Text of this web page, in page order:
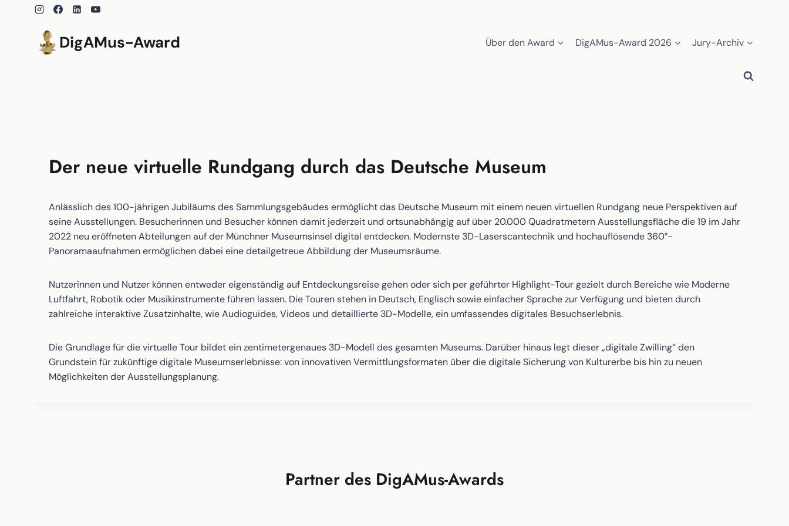
DigAMus-Award Über den Award DigAMus-Award 2026 Jury-Archiv
Der neue virtuelle Rundgang durch das Deutsche Museum
Anlässlich des 100-jährigen Jubiläums des Sammlungsgebäudes ermöglicht das Deutsche Museum mit einem neuen virtuellen Rundgang neue Perspektiven auf
seine Ausstellungen. Besucherinnen und Besucher können damit jederzeit und ortsunabhängig auf über 20.000 Quadratmetern Ausstellungsfläche die 19 im Jahr
2022 neu eröffneten Abteilungen auf der Münchner Museumsinsel digital entdecken. Modernste 3D-Laserscantechnik und hochauflösende 360°-
Panoramaaufnahmen ermöglichen dabei eine detailgetreue Abbildung der Museumsräume.
Nutzerinnen und Nutzer können entweder eigenständig auf Entdeckungsreise gehen oder sich per geführter Highlight-Tour gezielt durch Bereiche wie Moderne
Luftfahrt, Robotik oder Musikinstrumente führen lassen. Die Touren stehen in Deutsch, Englisch sowie einfacher Sprache zur Verfügung und bieten durch
zahlreiche interaktive Zusatzinhalte, wie Audioguides, Videos und detaillierte 3D-Modelle, ein umfassendes digitales Besuchserlebnis.
Die Grundlage für die virtuelle Tour bildet ein zentimetergenaues 3D-Modell des gesamten Museums. Darüber hinaus legt dieser „digitale Zwilling“ den
Grundstein für zukünftige digitale Museumserlebnisse: von innovativen Vermittlungsformaten über die digitale Sicherung von Kulturerbe bis hin zu neuen
Möglichkeiten der Ausstellungsplanung.
Partner des DigAMus-Awards